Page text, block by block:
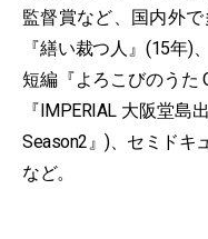
監督賞など、国内外で
『繕い裁つ人』(15年)
短編『よろこびのうた
『IMPERIAL 大阪堂島
Season2』)、セミドキ
など。